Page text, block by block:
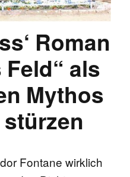
Roman
als
Mythos
Fontane wirklich